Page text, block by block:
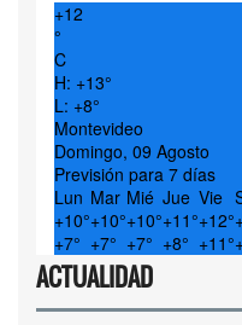
+12
°
C
H: +13°
L: +8°
Montevideo
Domingo, 09 Agosto
Previsión para 7 días
Lun Mar Mié Jue Vie
+10°+10°+10°+11°+12°
+7° +7° +7° +8° +11°
ACTUALIDAD